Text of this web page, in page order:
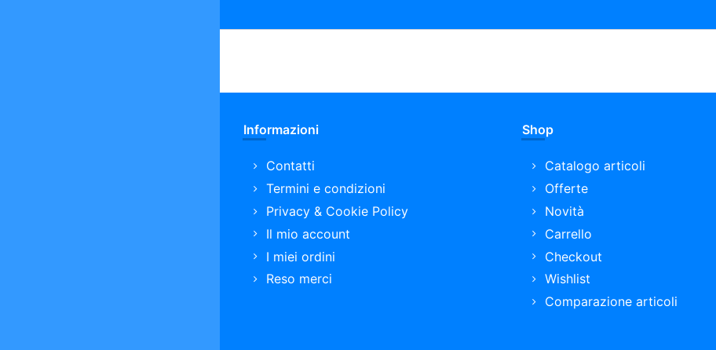
Informazioni
Contatti
Termini e condizioni
Privacy & Cookie Policy
Il mio account
I miei ordini
Reso merci
Shop
Catalogo articoli
Offerte
Novità
Carrello
Checkout
Wishlist
Comparazione articoli